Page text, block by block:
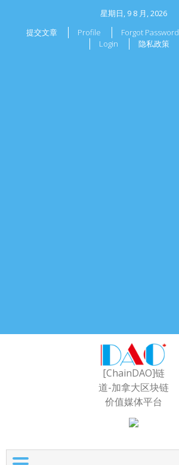
星期日, 9 8 月, 2026
提交文章
Profile Forgot Password
Login
隐私政策
[ChainDAO]链
道-加拿大区块链
价值媒体平台